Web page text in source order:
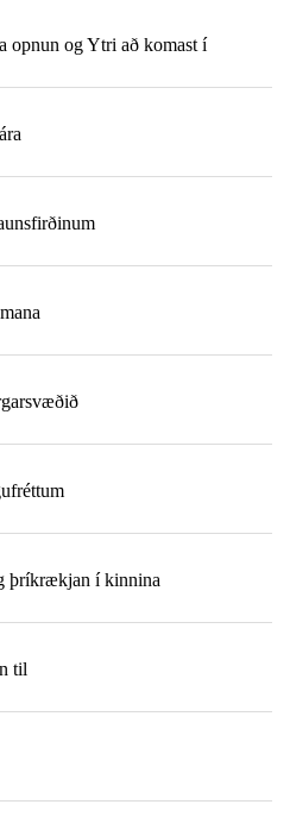
opnun og Ytri að komast í
þríkrækjan í kinnina
til